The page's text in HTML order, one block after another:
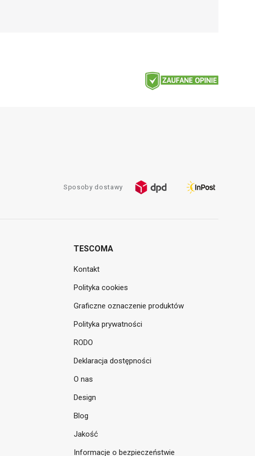
Sposoby dostawy
TESCOMA
Kontakt
Polityka cookies
Graficzne oznaczenie produktów
Polityka prywatności
RODO
Deklaracja dostępności
O nas
Design
Blog
Jakość
Informacje o bezpieczeństwie